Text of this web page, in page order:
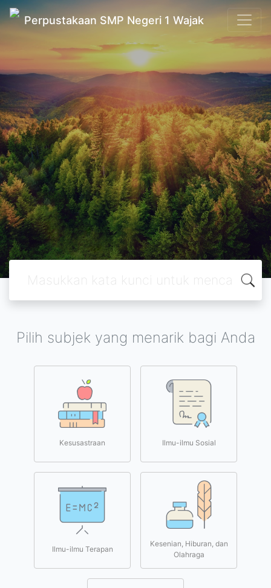
Perpustakaan SMP Negeri 1 Wajak
Pilih subjek yang menarik bagi Anda
Kesusastraan Ilmu-ilmu Sosial
Ilmu-ilmu Terapan
Kesenian, Hiburan, dan
Olahraga